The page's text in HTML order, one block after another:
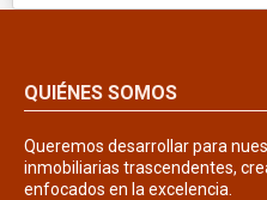
QUIÉNES SOMOS
Queremos desarrollar para
inmobiliarias trascendentes,
enfocados en la excelencia.